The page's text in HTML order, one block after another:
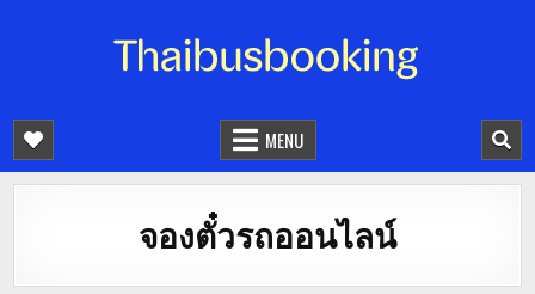
จองตั๋วรถออนไลน์ 24 ชั่วโมง
MENU
จองตั๋วรถออนไลน์